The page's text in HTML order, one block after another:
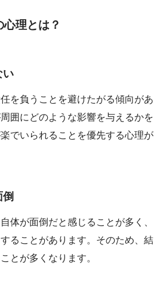
理とは？
い
を負うことを避けたがる傾向があ
囲にどのような影響を与えるかを
でいられることを優先する心理が
体が面倒だと感じることが多く、
ることがあります。そのため、結
とが多くなります。